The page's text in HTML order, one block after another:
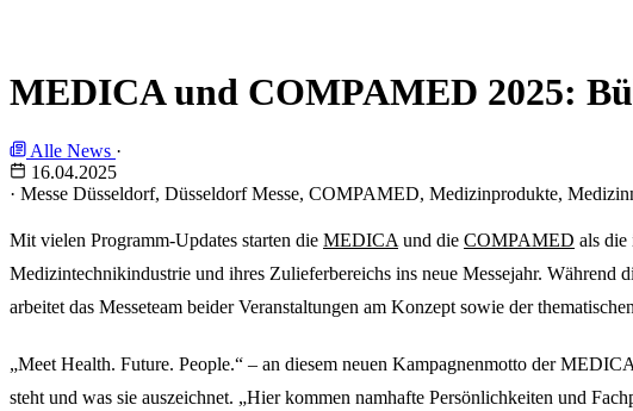
MEDICA und COMPAMED 2025:
Alle News ·
16.04.2025
· Messe Düsseldorf, Düsseldorf Messe, COMPAMED, Medizinprodukte,
Mit vielen Programm-Updates starten die MEDICA und die COMPAMED als die
Medizintechnikindustrie und ihres Zulieferbereichs ins neue Messejahr.
arbeitet das Messeteam beider Veranstaltungen am Konzept sowie der
„Meet Health. Future. People.“ – an diesem neuen Kampagnenmotto der
steht und was sie auszeichnet. „Hier kommen namhafte Persönlichkeiten und